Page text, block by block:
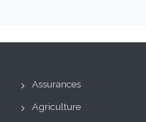
Assurances
Agriculture